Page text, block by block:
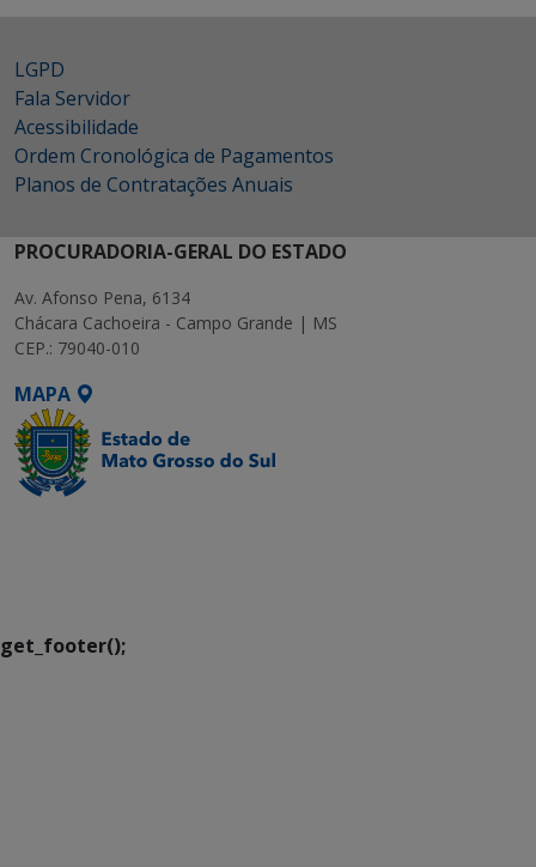
LGPD
Fala Servidor
Acessibilidade
Ordem Cronológica de Pagamentos
Planos de Contratações Anuais
PROCURADORIA-GERAL DO ESTADO
Av. Afonso Pena, 6134
Chácara Cachoeira - Campo Grande | MS
CEP.: 79040-010
MAPA
get_footer();